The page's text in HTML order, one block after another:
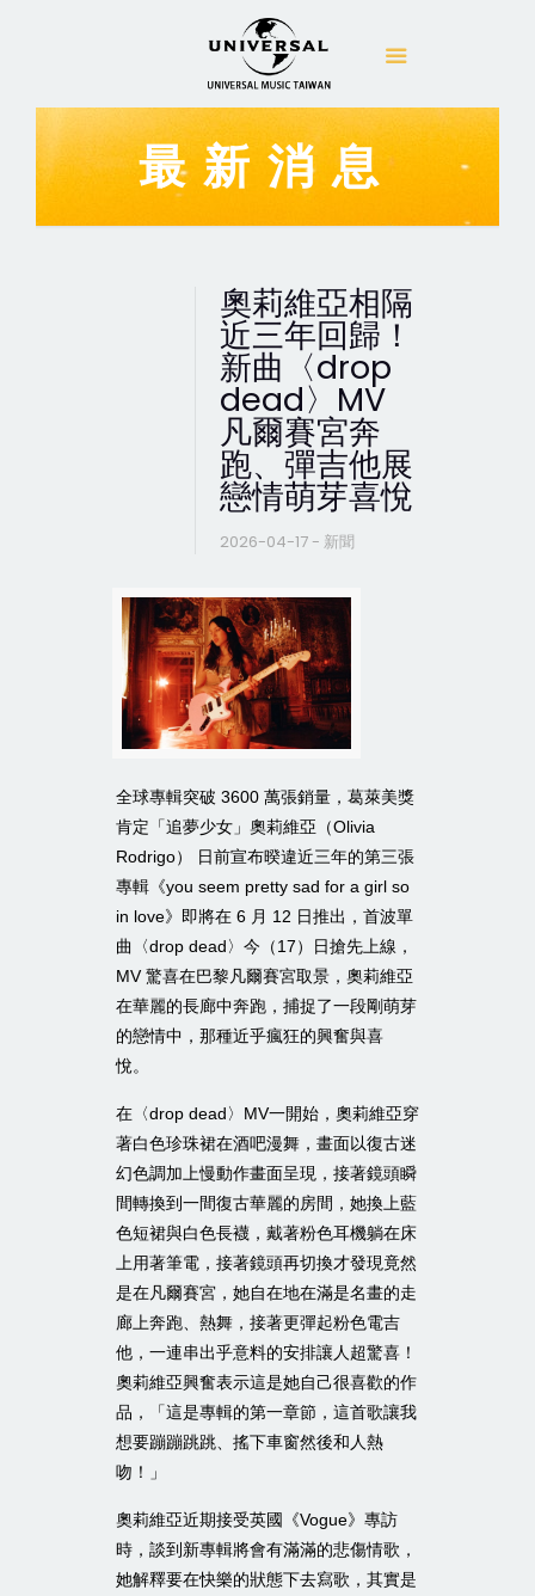
最新消息
奧莉維亞相隔
近三年回歸！
新曲〈drop
dead〉MV
凡爾賽宮奔
跑、彈吉他展
戀情萌芽喜悅
2026-04-17 - 新聞
全球專輯突破 3600 萬張銷量，葛萊美獎
肯定「追夢少女」奧莉維亞（Olivia
Rodrigo）
日前宣布暌違近三年的第三張
專輯《you seem pretty sad for a girl so
in love》即將在6 月 12 日推出，首波單
曲〈drop dead〉今（17）日搶先上線，
MV驚喜在巴黎凡爾賽宮取景，奧莉維亞
在華麗的長廊中奔跑，捕捉了一段剛萌芽
的戀情中，那種近乎瘋狂的興奮與喜
悅。
在〈drop dead〉 MV一開始，奧莉維亞穿
著白色珍珠裙在酒吧漫舞，畫面以復古迷
幻色調加上慢動作畫面呈現，接著鏡頭瞬
間轉換到一間復古華麗的房間，她換上藍
色短裙與白色長襪，戴著粉色耳機躺在床
上用著筆電，接著鏡頭再切換才發現竟然
是在凡爾賽宮，她自在地在滿是名畫的走
廊上奔跑、熱舞，接著更彈起粉色電吉
他，一連串出乎意料的安排讓人超驚喜！
奧莉維亞興奮表示這是她自己很喜歡的作
品，「這是專輯的第一章節，這首歌讓我
想要蹦蹦跳跳、搖下車窗然後和人熱
吻！」
奧莉維亞近期接受英國《Vogue》專訪
時，談到新專輯將會有滿滿的悲傷情歌，
她解釋要在快樂的狀態下去寫歌，其實是